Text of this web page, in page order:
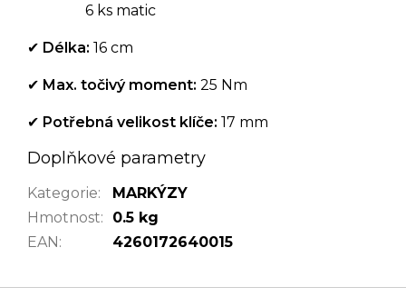
6 ks matic
✔ Délka: 16 cm
✔ Max. točivý moment: 25 Nm
✔ Potřebná velikost klíče: 17 mm
Doplňkové parametry
Kategorie:
MARKÝZY
Hmotnost:
0.5 kg
EAN: 4260172640015